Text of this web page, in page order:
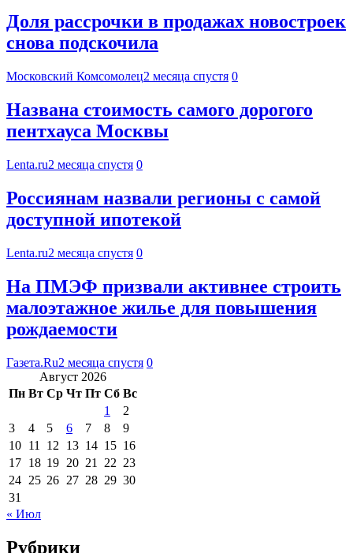
Доля рассрочки в продажах новостроек
снова подскочила
Московский Комсомолец2 месяца спустя 0
Названа стоимость самого дорогого
пентхауса Москвы
Lenta.ru2 месяца спустя 0
Россиянам назвали регионы с самой
доступной ипотекой
Lenta.ru2 месяца спустя 0
На ПМЭФ призвали активнее строить
малоэтажное жилье для повышения
рождаемости
Газета.Ru2 месяца спустя 0
Август 2026
Пн Вт Ср Чт Пт Сб Вс
1
2
3
4 5 6 7 8
9
10 11 12 13 14 15 16
17 18 19 20 21 22 23
24 25 26 27 28 29 30
31
« Июл
Рубрики